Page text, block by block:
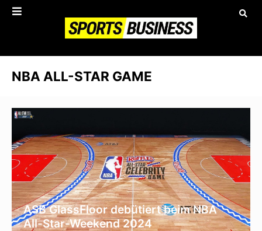
NBA ALL-STAR GAME
ASB GlassFloor debütiert beim NBA
All-Star-Weekend 2024